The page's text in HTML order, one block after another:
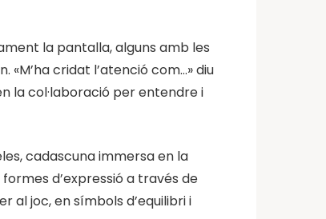
la pantalla, alguns amb les
cridat l’atenció com…» diu
la col·laboració per entendre i
cadascuna immersa en la
d’expressió a través de
al joc, en símbols d’equilibri i